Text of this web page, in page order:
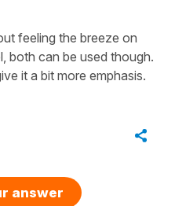
feeling the breeze on
both can be used though.
it a bit more emphasis.
answer